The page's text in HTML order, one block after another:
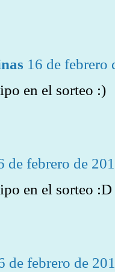
16 de febrero
en el sorteo :)
de febrero de
en el sorteo :D
de febrero de